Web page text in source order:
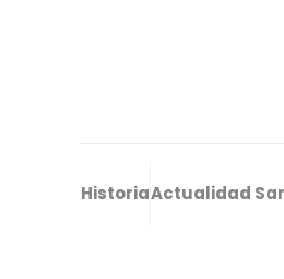
HistoriaActualidad